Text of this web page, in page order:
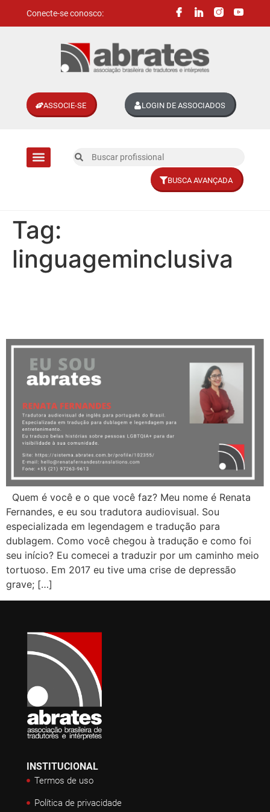
Conecte-se conosco:
ASSOCIE-SE LOGIN DE ASSOCIADOS
BUSCA AVANÇADA
Tag:
linguageminclusiva
Quem é você e o que você faz? Meu nome é Renata
Fernandes, e eu sou tradutora audiovisual. Sou
especializada em legendagem e tradução para
dublagem. Como você chegou à tradução e como foi
seu início? Eu comecei a traduzir por um caminho meio
tortuoso. Em 2017 eu tive uma crise de depressão
grave; […]
INSTITUCIONAL
Termos de uso
Política de privacidade